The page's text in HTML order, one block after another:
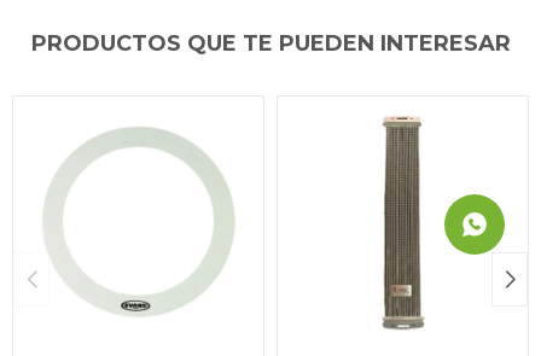
PRODUCTOS QUE TE PUEDEN INTERESAR